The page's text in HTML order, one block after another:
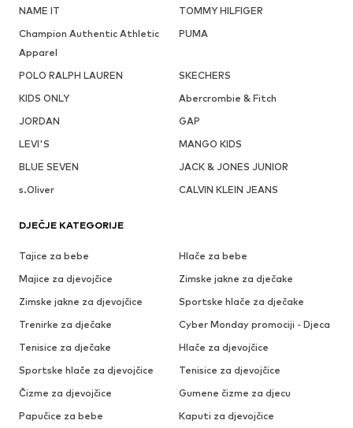
NAME IT
TOMMY HILFIGER
Champion Authentic Athletic
Apparel
PUMA
POLO RALPH LAUREN
SKECHERS
KIDS ONLY
Abercrombie & Fitch
JORDAN
GAP
LEVI'S
MANGO KIDS
BLUE SEVEN
JACK & JONES JUNIOR
s.Oliver
CALVIN KLEIN JEANS
DJEČJE KATEGORIJE
Tajice za bebe
Hlače za bebe
Majice za djevojčice
Zimske jakne za dječake
Zimske jakne za djevojčice
Sportske hlače za dječake
Trenirke za dječake
Cyber Monday promociji - Djeca
Tenisice za dječake
Hlače za djevojčice
Sportske hlače za djevojčice
Tenisice za djevojčice
Čizme za djevojčice
Gumene čizme za djecu
Papučice za bebe
Kaputi za djevojčice